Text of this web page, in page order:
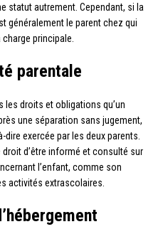
statut autrement. Cependant, si la
généralement le parent chez qui
principale.
parentale
les droits et obligations qu’un
une séparation sans jugement,
exercée par les deux parents.
d’être informé et consulté sur
l’enfant, comme son
activités extrascolaires.